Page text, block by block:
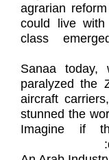
agrarian
could live
class
Sanaa today,
paralyzed the
aircraft
stunned the
Imagine if